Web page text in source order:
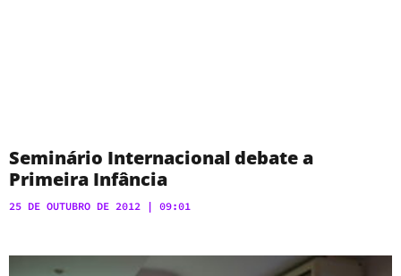
Seminário Internacional debate a
Primeira Infância
25 DE OUTUBRO DE 2012 09:01